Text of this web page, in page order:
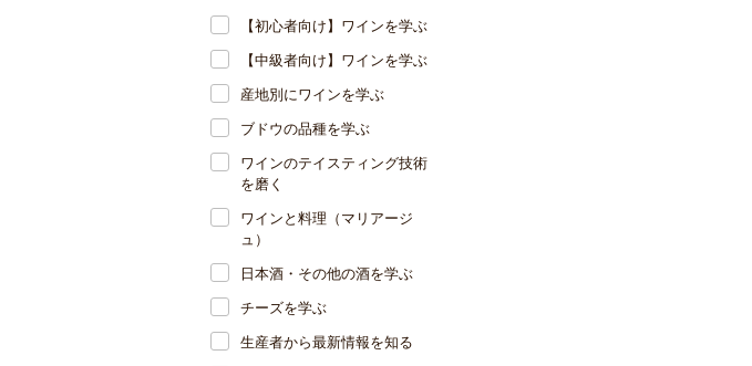
【初心者向け】ワインを学ぶ
【中級者向け】ワインを学ぶ
産地別にワインを学ぶ
ブドウの品種を学ぶ
ワインのテイスティング技術
を磨く
ワインと料理（マリアージ
ュ）
日本酒・その他の酒を学ぶ
チーズを学ぶ
生産者から最新情報を知る